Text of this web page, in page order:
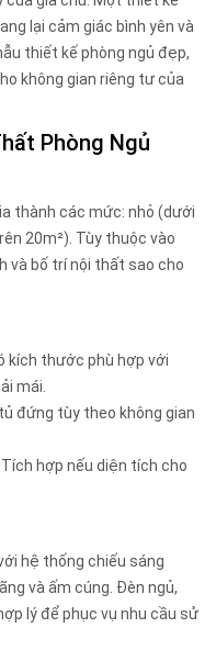
lại cảm giác bình yên và
thiết kế phòng ngủ đẹp,
không gian riêng tư của
Phòng Ngủ
thành các mức: nhỏ (dưới
20m²). Tùy thuộc vào
và bố trí nội thất sao cho
kích thước phù hợp với
mái.
đứng tùy theo không gian
Tích hợp nếu diện tích cho
hệ thống chiếu sáng
và ấm cúng. Đèn ngủ,
lý để phục vụ nhu cầu sử